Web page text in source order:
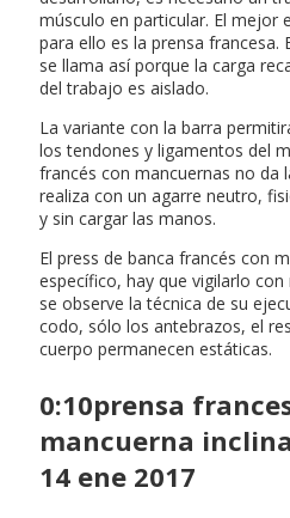
músculo en particular. El mejor
para ello es la prensa francesa.
se llama así porque la carga
del trabajo es aislado.
La variante con la barra
los tendones y ligamentos del
francés con mancuernas no da
realiza con un agarre neutro,
y sin cargar las manos.
El press de banca francés con
específico, hay que vigilarlo
se observe la técnica de su
codo, sólo los antebrazos, el
cuerpo permanecen estáticas.
0:10prensa
mancuerna
14 ene 2017